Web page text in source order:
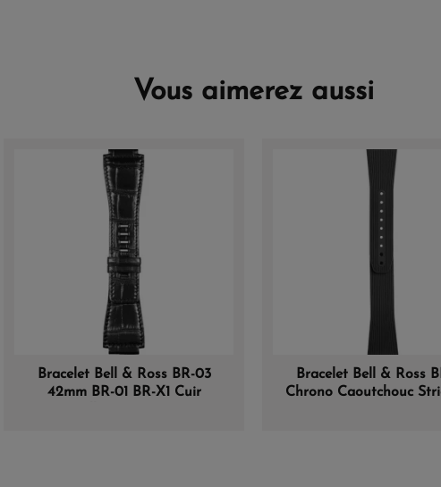
Vous aimerez aussi
Bracelet Bell & Ross BR-03
42mm BR-01 BR-X1 Cuir
Bracelet Bell & Ross
Chrono Caoutchouc